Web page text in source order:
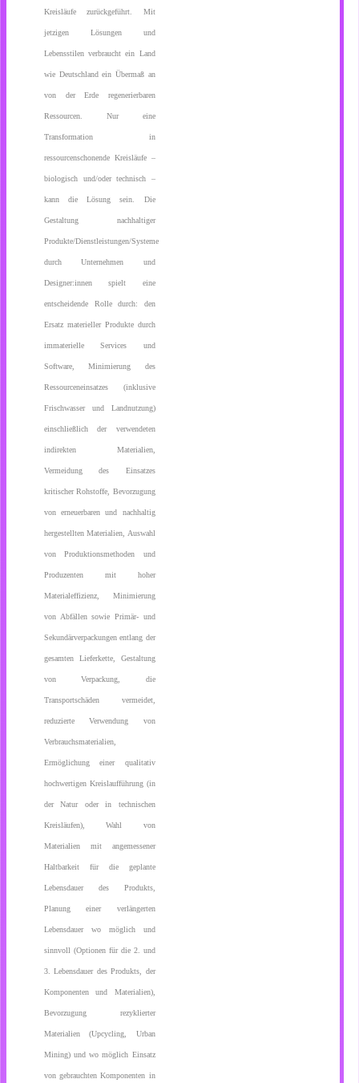
Kreisläufe zurückgeführt. Mit
jetzigen Lösungen und
Lebensstilen verbraucht ein Land
wie Deutschland ein Übermaß an
von der Erde regenerierbaren
Ressourcen. Nur eine
Transformation in
ressourcenschonende Kreisläufe –
biologisch und/oder technisch –
kann die Lösung sein. Die
Gestaltung nachhaltiger
Produkte/Dienstleistungen/Systeme
durch Unternehmen und
Designer:innen spielt eine
entscheidende Rolle durch: den
Ersatz materieller Produkte durch
immaterielle Services und
Software, Minimierung des
Ressourceneinsatzes (inklusive
Frischwasser und Landnutzung)
einschließlich der verwendeten
indirekten Materialien,
Vermeidung des Einsatzes
kritischer Rohstoffe, Bevorzugung
von erneuerbaren und nachhaltig
hergestellten Materialien, Auswahl
von Produktionsmethoden und
Produzenten mit hoher
Materialeffizienz, Minimierung
von Abfällen sowie Primär- und
Sekundärverpackungen entlang der
gesamten Lieferkette, Gestaltung
von Verpackung, die
Transportschäden vermeidet,
reduzierte Verwendung von
Verbrauchsmaterialien,
Ermöglichung einer qualitativ
hochwertigen Kreislaufführung (in
der Natur oder in technischen
Kreisläufen), Wahl von
Materialien mit angemessener
Haltbarkeit für die geplante
Lebensdauer des Produkts,
Planung einer verlängerten
Lebensdauer wo möglich und
sinnvoll (Optionen für die 2. und
3. Lebensdauer des Produkts, der
Komponenten und Materialien),
Bevorzugung rezyklierter
Materialien (Upcycling, Urban
Mining) und wo möglich Einsatz
von gebrauchten Komponenten in